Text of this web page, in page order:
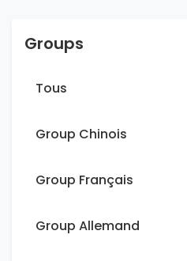
Groups
Tous
Group Chinois
Group Français
Group Allemand